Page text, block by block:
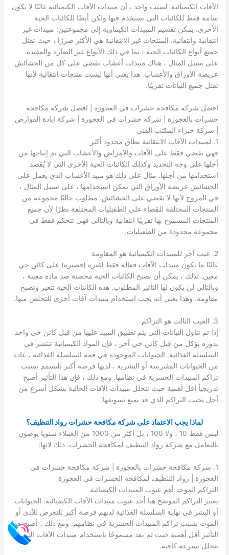
الآفات الكيميائية. لسبب واحد ، أن مبيدات الآفات الكيميائية غالبًا لا تكون
سامة فقط للكائنات التي تستخدم فيها ولكن أيضًا للكائنات الحية
الأخرى. يمكن تقسيم المبيدات الكيماوية إلى مجموعتين: مبيدات غير
انتقائية وانتقائية. المنتجات غير الانتقائية هي الأكثر ضررًا ، حيث تقتل
جميع أنواع الكائنات الحية ، بما في ذلك الأنواع غير الضارة والمفيدة.
على سبيل المثال ، هناك مبيدات أعشاب تقضي على كل من الحشائش
عريضة الأوراق والأعشاب. هذا يعني أنها ليست منتجات انتقائية لأنها
تقتل جميع النباتات تقريبًا.
افضل شركة مكافحة حشرات في العجوزة | افضل شركة مكافحة
حشرات بالعجوزة | شركة حشرات في العجوزة | شركة ابادة القوارض
| شركة خبراء المكتب الفني
1. لمبيدات الآفات الانتقائية نطاق محدود أكثر
فهي تقضي فقط على الآفات والأمراض والأعشاب التي تم إنتاجها من
أجلها على وجه التحديد وكذلك الكائنات الحية الأخرى التي لا يُقصد
استخدامها من أجلها. مثال على ذلك هو مبيد الأعشاب الذي يعمل على
الحشائش عريضة الأوراق التي يمكن استخدامها ، على سبيل المثال ،
في المروج لأنها لا تقضي على الحشائش. مطلوب حاليًا مجموعة من
المنتجات المختلفة للقضاء على الطفيليات المختلفة نظرًا لأن جميع
المنتجات المسموح بها تقريبًا انتقائية وبالتالي فهي تتحكم فقط في
مجموعة محدودة من الطفيليات.
2. عيب آخر للمبيدات الكيميائية هو المقاومة
غالبًا ما تكون مبيدات الآفات فعالة فقط لفترة (قصيرة) على كائن حي
معين. لذلك ، يمكن أن تصبح الكائنات الحية محصنة ضد مادة معينة ،
وبالتالي لن يكون لها التأثير المطلوب. هذه الكائنات الحية تتغير وتصبح
مقاومة. وهذا يعني أنه يجب استخدام مبيدات آفات أخرى للتخلص منها.
3. العيب الثالث هو التراكم
إذا تم تناول النباتات التي يتم تطبيق المبيد عليها من قبل كائن حي واحد
بدوره يؤكل من قبل كائن حي آخر ، فإن المواد الكيميائية تنتشر في
السلسلة الغذائية. الحيوانات الموجودة في قمة السلسلة الغذائية ، عادة
من الحيوانات المفترسة أو البشرية ، لديها فرصة أكبر للتسمم بسبب
تراكم المبيدات الحشرية في نظامها. ومع ذلك ، فإن هذا التأثير أصبح
تدريجياً أقل أهمية حيث تتحلل مبيدات الآفات الحالية بشكل أسرع من
أجل تجنب التراكم الذي قد يمنع تسويقها.
لماذا يجب الاعتماد على شركة مكافحة حشرات رواد التنظيف؟
ليس فقط 10 ، ولا 100 ، بل اكثر من 1000 من العملاء سنويا يوصون
بالتعامل مع شركة رواد التنظيف لمكافحة الحشرات. ذلك لانها:
1. شركة مكافحة حشرات بالعجوزة | شركة مكافحة حشرات في
العجوزة | رواد التنظيف لمكافحة الحشرات في العجوزة
التراكم الموحد أهم عيوب المبيدات الكيميائية
يعتبر التراكم الموضح هنا أحد عيوب مبيدات الآفات الكيميائية. الحيوانات
أو البشر في نهاية السلسلة الغذائية لديهم فرصة أكبر للتعرض للأذى أو
الموت بسبب تراكم المبيدات الحشرية في نظامهم. ومع ذلك ، أصبح هذا
التأثير أقل أهمية حيث لم يعد مسموحًا باستخدام مبيدات الآفات التي لا
تتحلل بسرعة كافية.